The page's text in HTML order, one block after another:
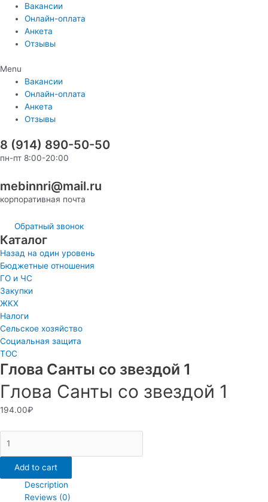
Перейти
содержимому
Вакансии
Онлайн-оплата
Анкета
Отзывы
Menu
Вакансии
Онлайн-оплата
Анкета
Отзывы
8 (914) 890-50-50
пн-пт 8:00-20:00
mebinnri@mail.ru
корпоративная почта
Обратный звонок
Каталог
Назад на один уровень
Бюджетные отношения
ГО и ЧС
Закупки
ЖКХ
Налоги
Сельское хозяйство
Социальная защита
ТОС
Глова Санты со звездой 1
Глова Санты со звездой 1
194.00₽
Санты
quantity
Add to cart
Description
Reviews (0)